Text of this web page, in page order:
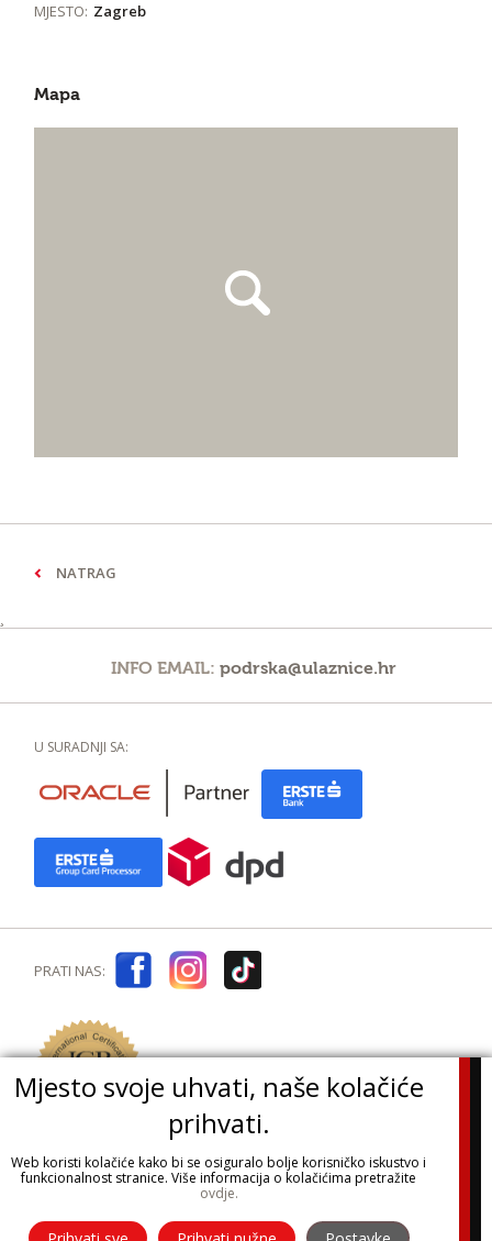
MJESTO: Zagreb
Mapa
NATRAG
INFO EMAIL:podrska@ulaznice.hr
U SURADNJI SA:
PRATI NAS:
Mjesto svoje uhvati, naše kolačiće
prihvati.
Web koristi kolačiće kako bi se osiguralo bolje korisničko iskustvo i
funkcionalnost stranice. Više informacija o kolačićima pretražite
ovdje.
Sva prava pridržana Dekod d.o.o.